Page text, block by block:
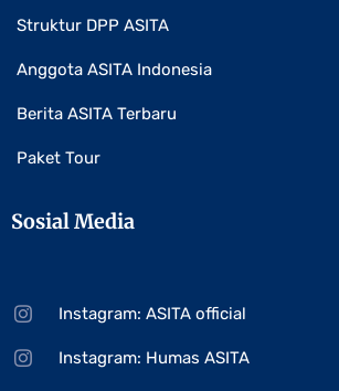
Struktur DPP ASITA
Anggota ASITA Indonesia
Berita ASITA Terbaru
Paket Tour
Sosial Media
Instagram: ASITA official
Instagram: Humas ASITA